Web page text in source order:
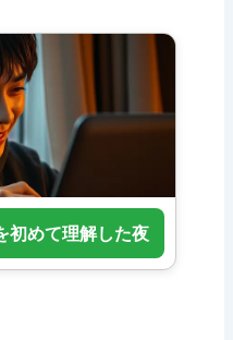
初めて理解した夜